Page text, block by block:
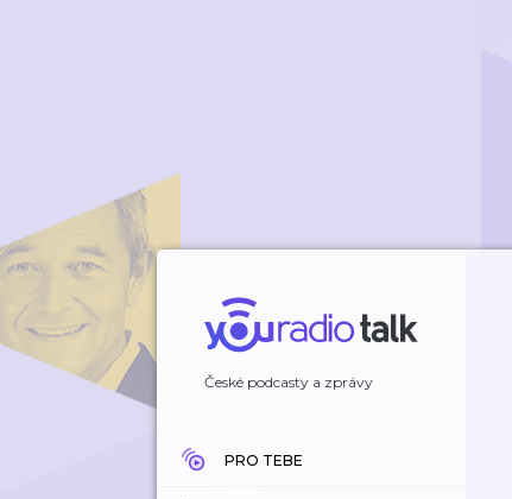
České podcasty a zprávy
PRO TEBE